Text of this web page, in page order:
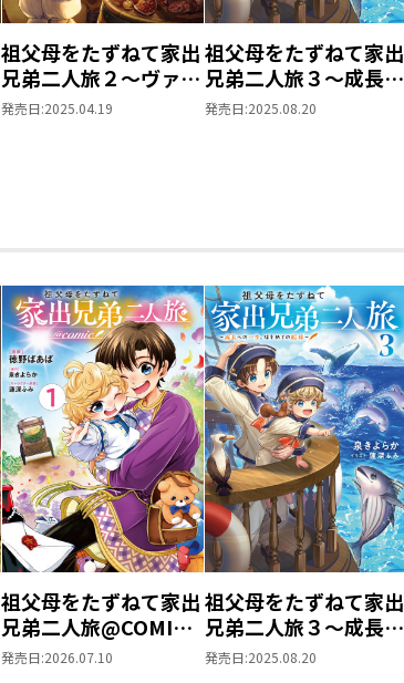
祖父母をたずねて家出
兄弟二人旅２～ヴァレ
ーでの暮らし、おいし
発売日:2025.04.19
祖父母をたずねて家出
兄弟二人旅３～成長へ
の一歩、はじめての船
発売日:2025.08.20
祖父母をたずねて家出
兄弟二人旅@COMIC
第1巻
発売日:2026.07.10
祖父母をたずねて家出
兄弟二人旅３～成長へ
の一歩、はじめての船
発売日:2025.08.20